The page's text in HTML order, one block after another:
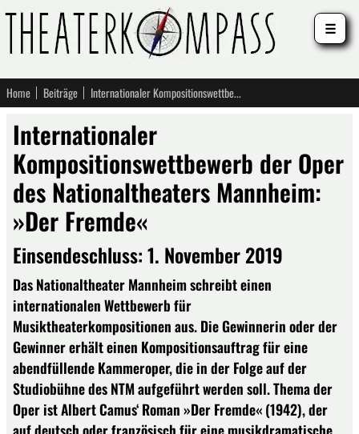
Home Beiträge Internationaler Kompositionswettbewerb der Oper des Nationaltheaters Mannheim: »Der Fremde«
Internationaler
Kompositionswettbewerb der Oper
des Nationaltheaters Mannheim:
»Der Fremde«
Einsendeschluss: 1. November 2019
Das Nationaltheater Mannheim schreibt einen
internationalen Wettbewerb für
Musiktheaterkompositionen aus. Die Gewinnerin oder der
Gewinner erhält einen Kompositionsauftrag für eine
abendfüllende Kammeroper, die in der Folge auf der
Studiobühne des NTM aufgeführt werden soll. Thema der
Oper ist Albert Camus‘ Roman »Der Fremde« (1942), der
☰